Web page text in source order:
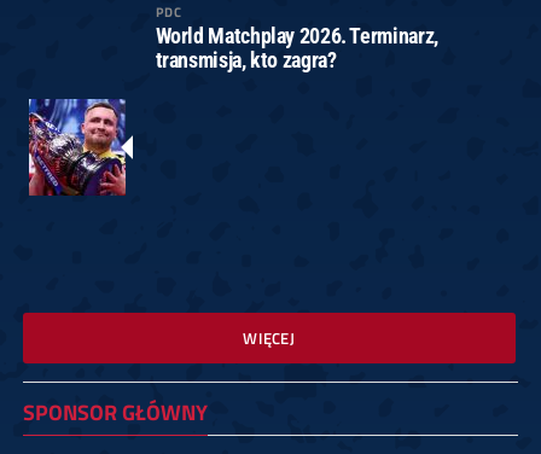
PDC
World Matchplay 2026. Terminarz,
transmisja, kto zagra?
WIĘCEJ
SPONSOR GŁÓWNY